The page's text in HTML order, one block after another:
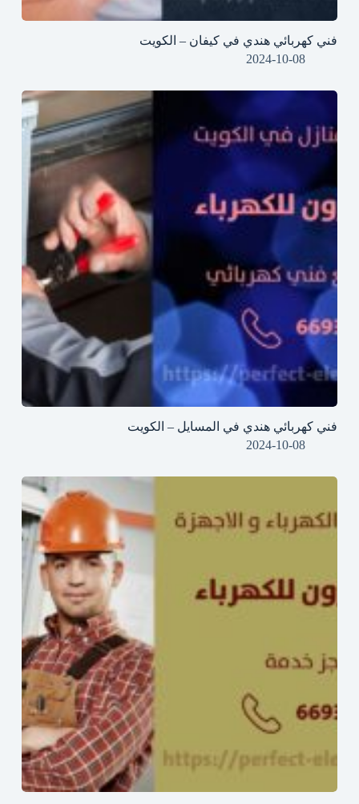
فني كهربائي هندي في كيفان – الكويت
2024-10-08
فني كهربائي هندي في المسايل – الكويت
2024-10-08